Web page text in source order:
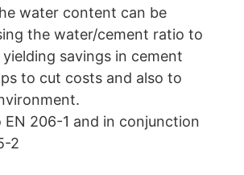
water content can be
the water/cement ratio to
savings in cement
to cut costs and also to
206-1 and in conjunction
2